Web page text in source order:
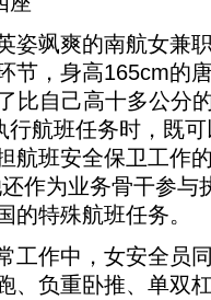
飒爽的南航女兼
节，身高165cm的
比自己高十多公分
行航班任务时，既
航班安全保卫工作
作为业务骨干参与
的特殊航班任务。
作中，女安全员
、负重卧推、单双